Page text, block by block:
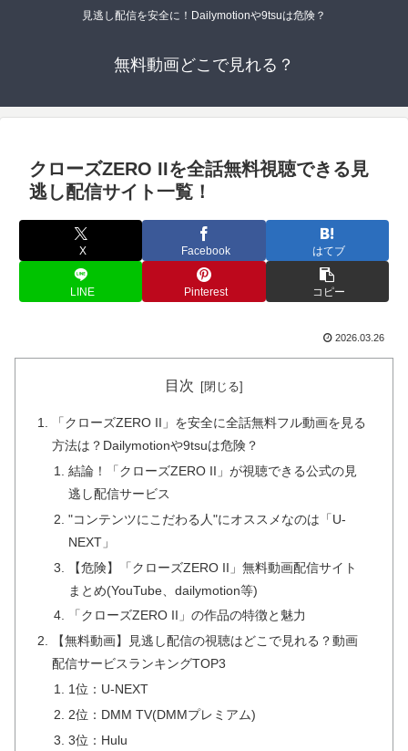
見逃し配信を安全に！Dailymotionや9tsuは危険？
無料動画どこで見れる？
クローズZERO IIを全話無料視聴できる見
逃し配信サイト一覧！
X Facebook はてブ
LINE Pinterest コピー
2026.03.26
目次
「クローズZERO II」を安全に全話無料フル動画を見る
方法は？Dailymotionや9tsuは危険？
結論！「クローズZERO II」が視聴できる公式の見
逃し配信サービス
"コンテンツにこだわる人"にオススメなのは「U-
NEXT」
【危険】「クローズZERO II」無料動画配信サイト
まとめ(YouTube、dailymotion等)
「クローズZERO II」の作品の特徴と魅力
【無料動画】見逃し配信の視聴はどこで見れる？動画
配信サービスランキングTOP3
1位：U-NEXT
2位：DMM TV(DMMプレミアム)
3位：Hulu